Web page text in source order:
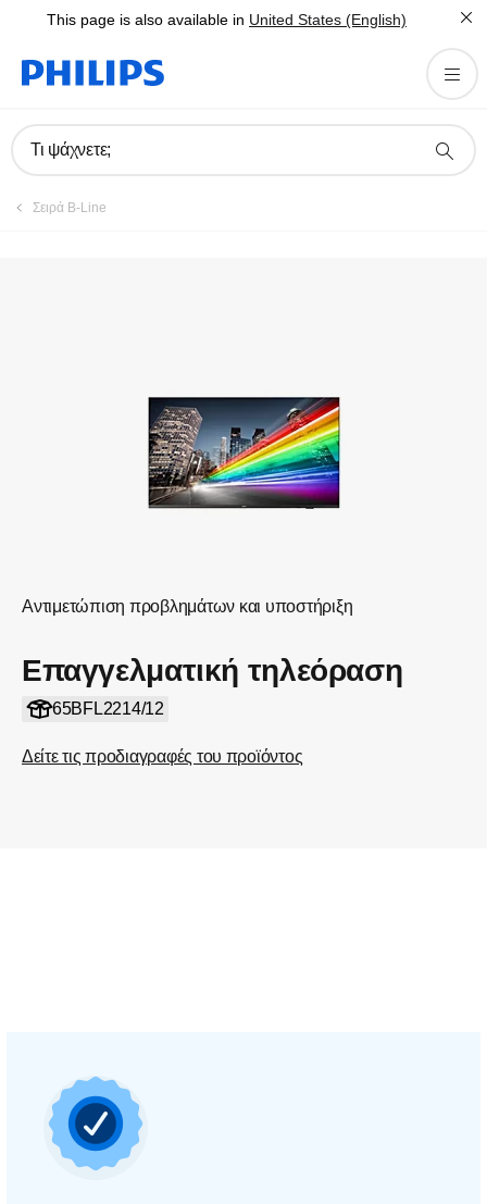
This page is also available in United States (English)
Τι ψάχνετε;
Σειρά B-Line
Αντιμετώπιση προβλημάτων και υποστήριξη
Επαγγελματική τηλεόραση
65BFL2214/12
Δείτε τις προδιαγραφές του προϊόντος